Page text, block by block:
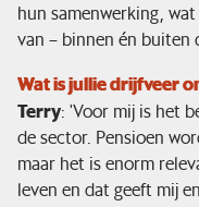
hun samenwerking,
van – binnen én buiten
Wat is jullie drijfveer
Terry: 'Voor mij is het
de sector. Pensioen
maar het is enorm
leven en dat geeft mij